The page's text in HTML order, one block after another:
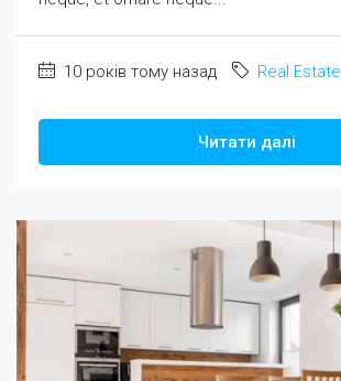
10 років тому назад Real Estate
Читати далі